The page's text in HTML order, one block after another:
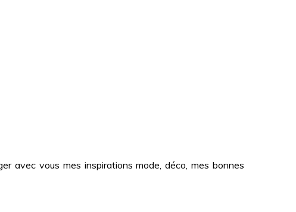
avec vous mes inspirations mode, déco, mes bonnes